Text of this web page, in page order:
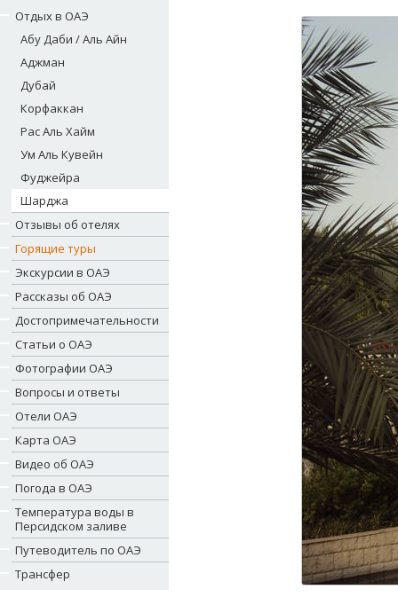
Отдых в ОАЭ
Абу Даби / Аль Айн
Аджман
Дубай
Корфаккан
Рас Аль Хайм
Ум Аль Кувейн
Фуджейра
Шарджа
Отзывы об отелях
Горящие туры
Экскурсии в ОАЭ
Рассказы об ОАЭ
Достопримечательности
Статьи о ОАЭ
Фотографии ОАЭ
Вопросы и ответы
Отели ОАЭ
Карта ОАЭ
Видео об ОАЭ
Погода в ОАЭ
Температура воды в
Персидском заливе
Путеводитель по ОАЭ
Трансфер